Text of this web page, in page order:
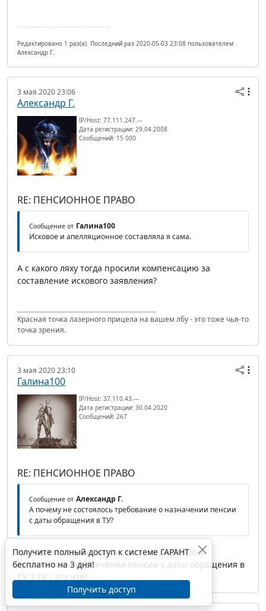
Редактировано 1 раз(а). Последний раз 2020-05-03 23:08 пользователем
Александр Г..
3 мая 2020 23:06
Александр Г.
IP/Host: 77.111.247.---
Дата регистрации: 29.04.2008
Сообщений: 15 000
RE: ПЕНСИОННОЕ ПРАВО
Сообщение от Галина100
Исковое и апелляционное составляла я сама.
А с какого ляху тогда просили компенсацию за
составление искового заявления?
Красная точка лазерного прицела на вашем лбу - это тоже чья-то
точка зрения.
3 мая 2020 23:10
Галина100
IP/Host: 37.110.43.---
Дата регистрации: 30.04.2020
Сообщений: 267
RE: ПЕНСИОННОЕ ПРАВО
Сообщение от Александр Г.
А почему не состоялось требование о назначении пенсии
с даты обращения в ТУ?
Не совсем поняла. Что значит "не состоялось
требование о назначении пенсии с даты обращения в
ТУ"? ТУ - это что?
Получите полный доступ к системе ГАРАНТ
бесплатно на 3 дня!
Получить доступ